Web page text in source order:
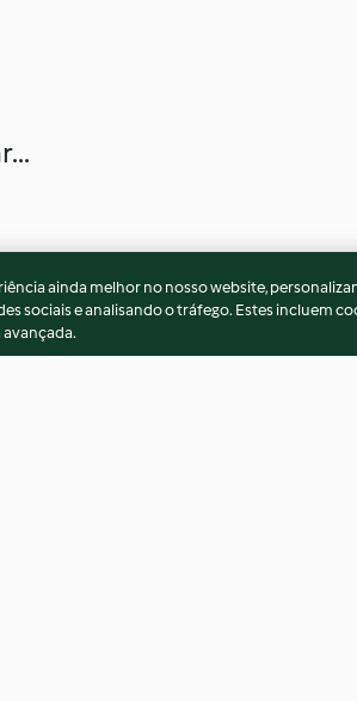
ainda melhor no nosso website,
sociais e analisando o tráfego. Estes incluem